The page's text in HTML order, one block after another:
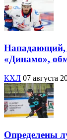
Нападающий,
«Динамо»,
КХЛ 07 августа
Определены